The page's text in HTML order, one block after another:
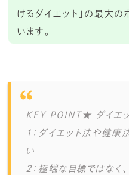
けるダイエット」の最大の
います。
KEY POINT★ ダイエ
1：ダイエット法や健
い
2：極端な目標ではなく